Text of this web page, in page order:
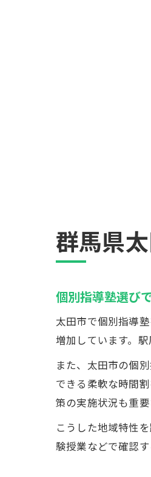
群馬県
個別指導塾選び
太田市で個別指導
増加しています。
また、太田市の個
できる柔軟な時間
策の実施状況も重要
こうした地域特性
験授業などで確認